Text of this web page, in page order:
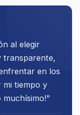
al elegir
transparente,
en los
mi tiempo y
muchísimo!"